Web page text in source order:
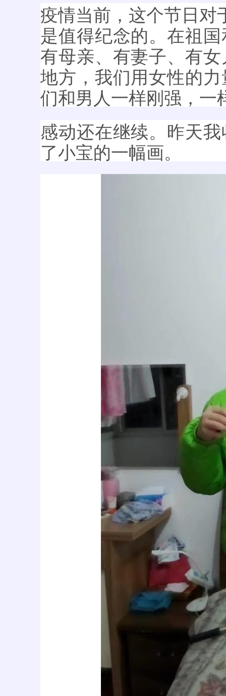
疫情当前，这个节日对
是值得纪念的。在祖
有母亲、有妻子、有
地方，我们用女性的
们和男人一样刚强，一
感动还在继续。昨天
了小宝的一幅画。